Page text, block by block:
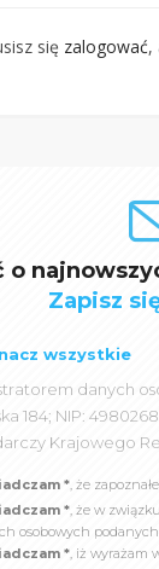
się zalogować,
o
Zapisz
wszystkie
danych
184; NIP:
Krajowego
*, że
*, że w
osobowych podanych
*, iż wyrażam